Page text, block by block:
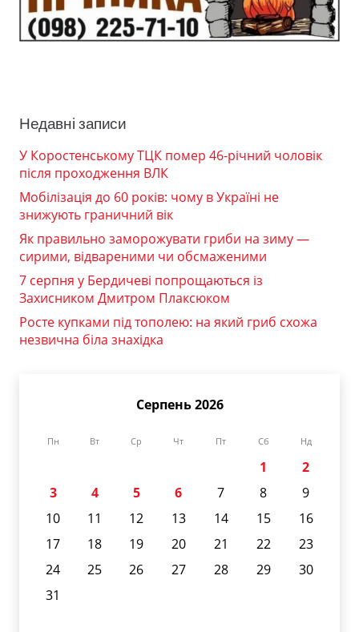
Недавні записи
У Коростенському ТЦК помер 46-річний чоловік
після проходження ВЛК
Мобілізація до 60 років: чому в Україні не
знижують граничний вік
Як правильно заморожувати гриби на зиму —
сирими, відвареними чи обсмаженими
7 серпня у Бердичеві попрощаються із
Захисником Дмитром Плаксюком
Росте купками під тополею: на який гриб схожа
незвична біла знахідка
Серпень 2026
Пн Вт Ср Чт Пт Сб Нд
1
2
3
4 5 6 7 8
9
10
11 12 13 14 15
16
17
18 19 20 21 22
23
24
25 26 27 28 29
30
31